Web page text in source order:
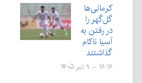
کرمانی‌ها
گل‌گهر را
در رفتن به
آسیا ناکام
گذاشتند
۱۶:۱۶ - ۹ تیر ۱۴۰۵